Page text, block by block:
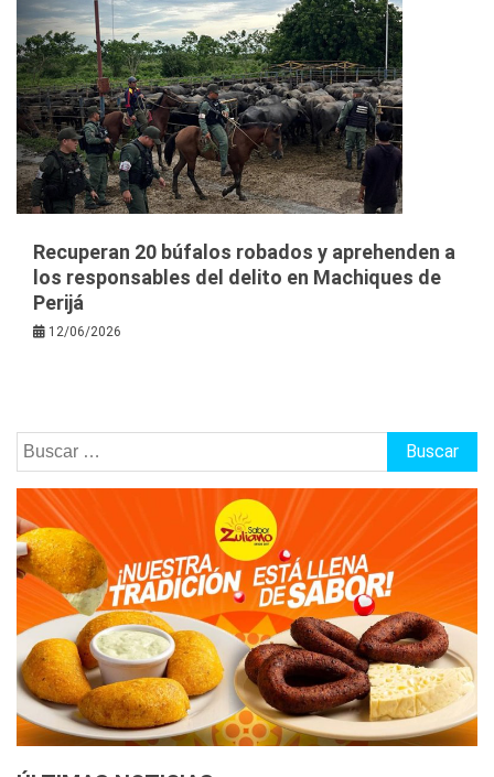
Recuperan 20 búfalos robados y aprehenden a
los responsables del delito en Machiques de
Perijá
12/06/2026
Buscar: